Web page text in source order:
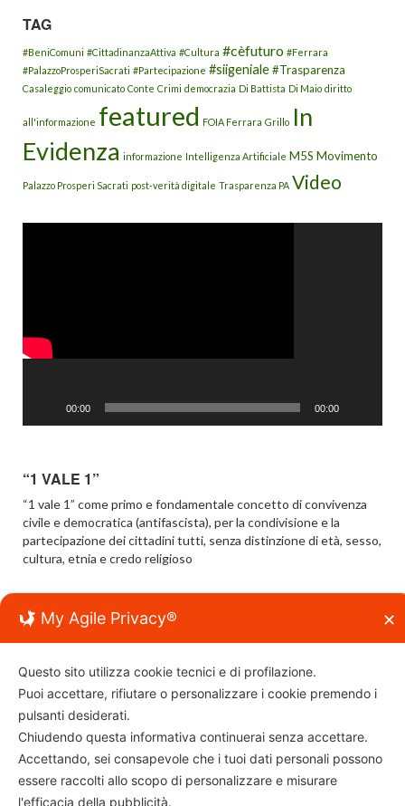
TAG
#BeniComuni #CittadinanzaAttiva #Cultura #cèfuturo #Ferrara
#PalazzoProsperiSacrati #Partecipazione #siigeniale#Trasparenza
Casaleggio comunicato Conte Crimi democrazia Di Battista Di Maio diritto
all'informazione featured FOIA Ferrara Grillo In
Evidenza informazione Intelligenza Artificiale M5S Movimento
Palazzo Prosperi Sacrati post-verità digitale Trasparenza PA Video
00:00 00:00
“1 VALE 1”
“1 vale 1” come primo e fondamentale concetto di convivenza
civile e democratica (antifascista), per la condivisione e la
partecipazione dei cittadini tutti, senza distinzione di età, sesso,
cultura, etnia e credo religioso
Associazione “viviferrara”
C.f.: 93096240382
Per info e contatti:info@viviferrara.it
© Copyright 2026 VIVIFERRARA
My Agile Privacy® ✕
Questo sito utilizza cookie tecnici e di profilazione.
Puoi accettare, rifiutare o personalizzare i cookie premendo i
pulsanti desiderati.
Chiudendo questa informativa continuerai senza accettare.
Accettando, sei consapevole che i tuoi dati personali possono
essere raccolti allo scopo di personalizzare e misurare
l'efficacia della pubblicità.